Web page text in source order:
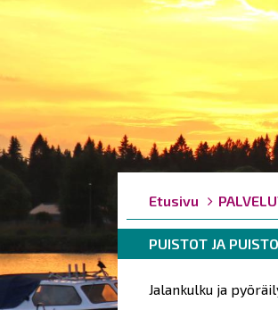
Breadcrumbs
You
are
here:
Etusivu
Breadcrumbs
are
here:
PUISTOT JA
Päävalikko
Jalankulku ja